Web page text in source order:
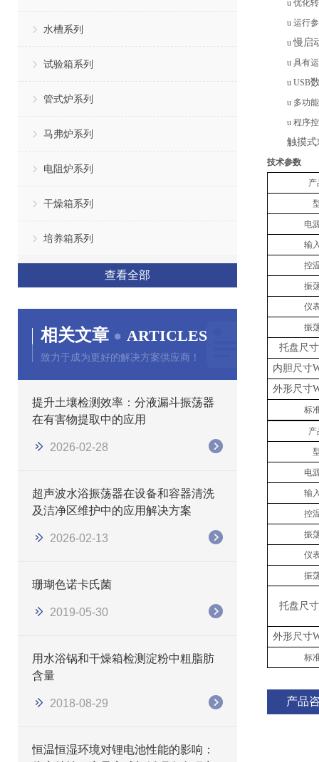
水槽系列
试验箱系列
管式炉系列
马弗炉系列
电阻炉系列
干燥箱系列
培养箱系列
查看全部
相关文章 ARTICLES
致力于成为更好的解决方案供应商！
提升土壤检测效率：分液漏斗振荡器
在有害物提取中的应用
2026-02-28
​​超声波水浴振荡器在设备和容器清洗
及洁净区维护中的应用解决方案
2026-02-13
珊瑚色诺卡氏菌
2019-05-30
用水浴锅和干燥箱检测淀粉中粗脂肪
含量
2018-08-29
恒温恒湿环境对锂电池性能的影响：
u 优化
u 运行
u慢启
u 具有
u USB
u 多功
u 程序
触摸式
技术参数
产
电
输
控
振
仪
振
托盘尺寸
内胆尺寸
外形尺寸
标
产
电
输
控
振
仪
振
托盘尺寸
外形尺寸
标
产品